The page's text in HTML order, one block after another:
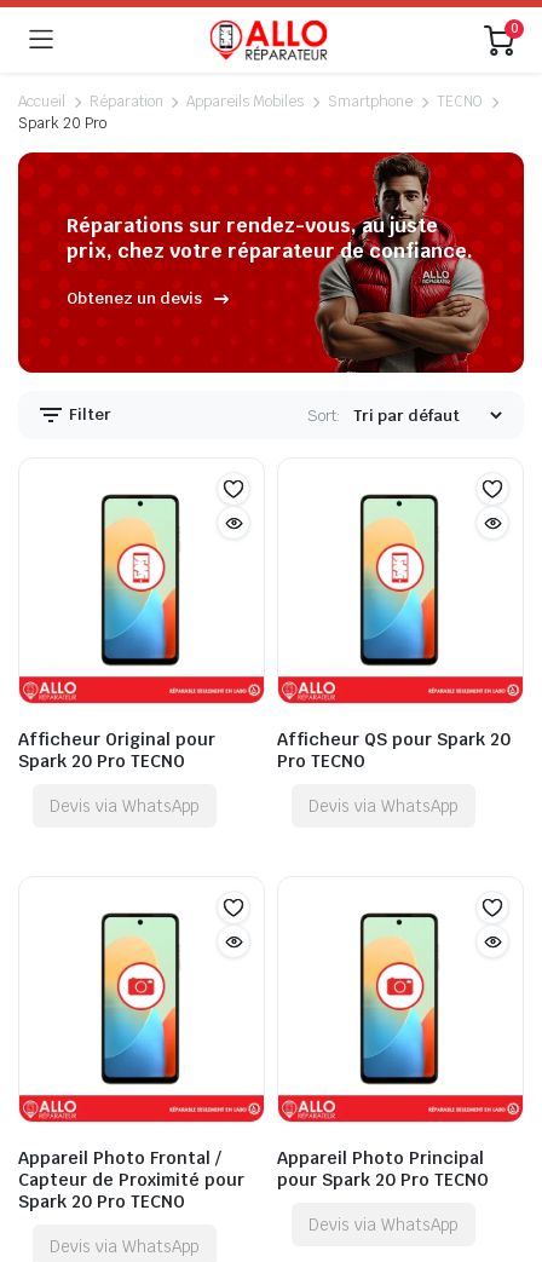
0
Accueil Réparation Appareils Mobiles Smartphone
TECNO
Spark 20 Pro
Réparations sur rendez-vous, au juste
prix, chez votre réparateur de confiance.
Obtenez un devis
Filter Sort:
Afficheur Original pour
Spark 20 Pro TECNO
Devis via WhatsApp
Afficheur QS pour Spark 20
Pro TECNO
Devis via WhatsApp
Appareil Photo Frontal /
Capteur de Proximité pour
Spark 20 Pro TECNO
Devis via WhatsApp
Appareil Photo Principal
pour Spark 20 Pro TECNO
Devis via WhatsApp